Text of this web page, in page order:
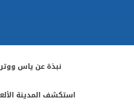
نبذة عن ياس
استكشف المدينة